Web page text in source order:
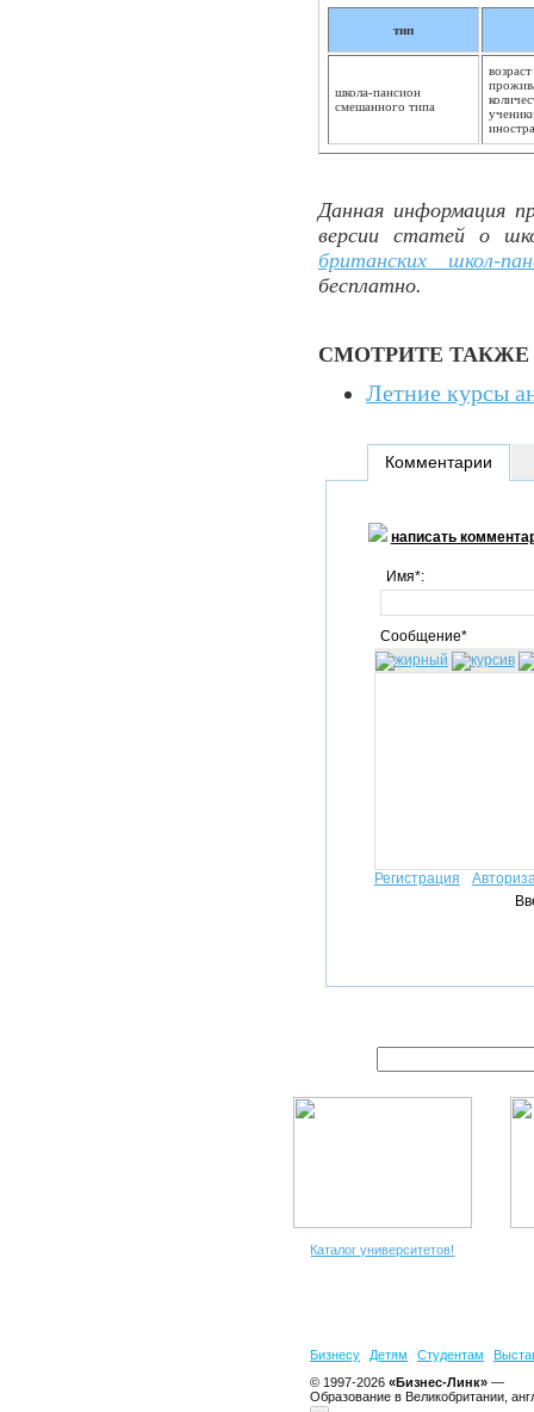
тип
школа-пансион
смешанного типа
Данная информация
версии статей о
британских школ-
бесплатно.
СМОТРИТЕ ТАКЖЕ
Летние курсы
Комментарии
написать
Имя*:
Сообщение*
Регистрация
Каталог университетов!
Бизнесу Детям Студентам
© 1997-2026 «Бизнес-Линк» —
Образование в Великобритании,